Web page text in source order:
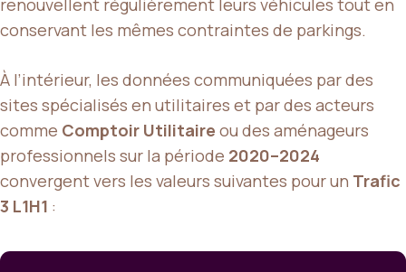
conservant les mêmes contraintes de parkings.
À l’intérieur, les données communiquées par des
sites spécialisés en utilitaires et par des acteurs
comme Comptoir Utilitaire ou des aménageurs
professionnels sur la période 2020–2024
convergent vers les valeurs suivantes pour un Trafic
3 L1H1 :